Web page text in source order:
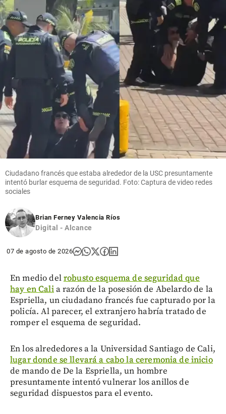
Ciudadano francés que estaba alrededor de la USC presuntamente
intentó burlar esquema de seguridad. Foto: Captura de video redes
sociales
Brian Ferney Valencia Ríos
Digital - Alcance
07 de agosto de 2026
En medio delrobusto esquema de seguridad que
hay en Calia razón de la posesión de Abelardo de la
Espriella, un ciudadano francés fue capturado por la
policía. Al parecer, el extranjero habría tratado de
romper el esquema de seguridad.
En los alrededores a la Universidad Santiago de Cali,
lugar donde se llevará a cabo la ceremonia de inicio
de mando de De la Espriella, un hombre
presuntamente intentó vulnerar los anillos de
seguridad dispuestos para el evento.